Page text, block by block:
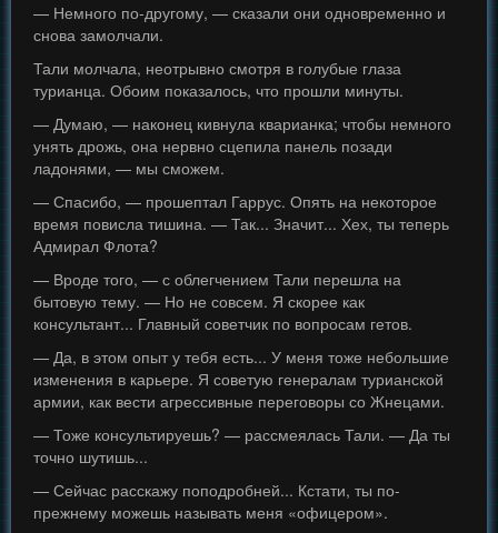
— Немного по-другому, — сказали они одновременно и
снова замолчали.
Тали молчала, неотрывно смотря в голубые глаза
турианца. Обоим показалось, что прошли минуты.
— Думаю, — наконец кивнула кварианка; чтобы немного
унять дрожь, она нервно сцепила панель позади
ладонями, — мы сможем.
— Спасибо, — прошептал Гаррус. Опять на некоторое
время повисла тишина. — Так... Значит... Хех, ты теперь
Адмирал Флота?
— Вроде того, — с облегчением Тали перешла на
бытовую тему. — Но не совсем. Я скорее как
консультант... Главный советчик по вопросам гетов.
— Да, в этом опыт у тебя есть... У меня тоже небольшие
изменения в карьере. Я советую генералам турианской
армии, как вести агрессивные переговоры со Жнецами.
— Тоже консультируешь? — рассмеялась Тали. — Да ты
точно шутишь...
— Сейчас расскажу поподробней... Кстати, ты по-
прежнему можешь называть меня «офицером».